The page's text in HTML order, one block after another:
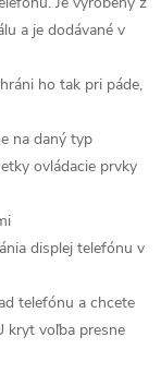
a je dodávané v
ho tak pri páde,
na daný typ
ovládacie prvky
displej telefónu v
telefónu a chcete
kryt voľba presne